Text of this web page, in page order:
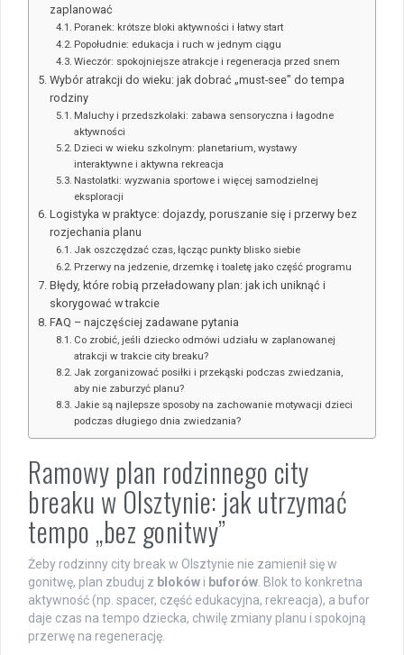
zaplanować
Poranek: krótsze bloki aktywności i łatwy start
Popołudnie: edukacja i ruch w jednym ciągu
Wieczór: spokojniejsze atrakcje i regeneracja przed snem
Wybór atrakcji do wieku: jak dobrać „must-see” do tempa
rodziny
Maluchy i przedszkolaki: zabawa sensoryczna i łagodne
aktywności
Dzieci w wieku szkolnym: planetarium, wystawy
interaktywne i aktywna rekreacja
Nastolatki: wyzwania sportowe i więcej samodzielnej
eksploracji
Logistyka w praktyce: dojazdy, poruszanie się i przerwy bez
rozjechania planu
Jak oszczędzać czas, łącząc punkty blisko siebie
Przerwy na jedzenie, drzemkę i toaletę jako część programu
Błędy, które robią przeładowany plan: jak ich uniknąć i
skorygować w trakcie
FAQ – najczęściej zadawane pytania
Co zrobić, jeśli dziecko odmówi udziału w zaplanowanej
atrakcji w trakcie city breaku?
Jak zorganizować posiłki i przekąski podczas zwiedzania,
aby nie zaburzyć planu?
Jakie są najlepsze sposoby na zachowanie motywacji dzieci
podczas długiego dnia zwiedzania?
Ramowy plan rodzinnego city
breaku w Olsztynie: jak utrzymać
tempo „bez gonitwy”
Żeby rodzinny city break w Olsztynie nie zamienił się w
gonitwę, plan zbuduj z bloków i buforów . Blok to konkretna
aktywność (np. spacer, część edukacyjna, rekreacja), a bufor
daje czas na tempo dziecka, chwilę zmiany planu i spokojną
przerwę na regenerację.